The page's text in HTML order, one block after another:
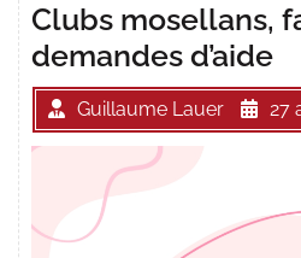
Clubs mosellans,
demandes d’aide
Guillaume Lauer 27